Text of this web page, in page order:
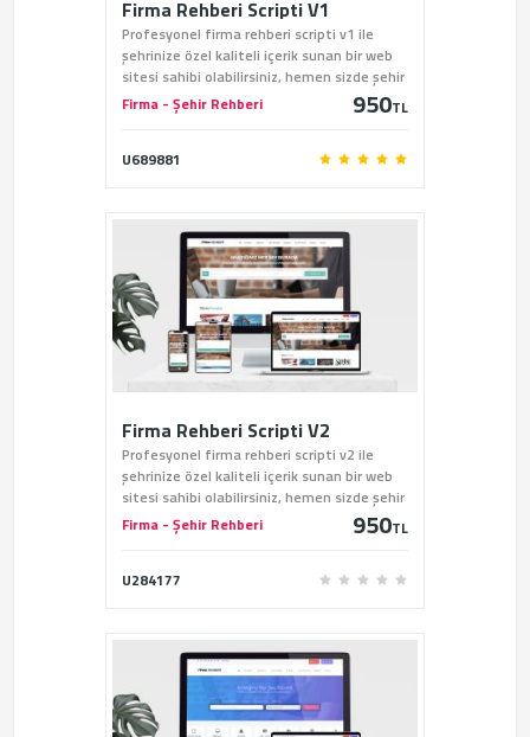
Firma Rehberi Scripti V1
Profesyonel firma rehberi scripti v1 ile
şehrinize özel kaliteli içerik sunan bir web
sitesi sahibi olabilirsiniz, hemen sizde şehir
rehberi scriptini sitemiz üzerinden satın
alabilirsiniz.
Firma - Şehir Rehberi 950TL
U689881
Firma Rehberi Scripti V2
Profesyonel firma rehberi scripti v2 ile
şehrinize özel kaliteli içerik sunan bir web
sitesi sahibi olabilirsiniz, hemen sizde şehir
rehberi scriptini sitemiz üzerinden satın
alabilirsiniz.
Firma - Şehir Rehberi 950TL
U284177